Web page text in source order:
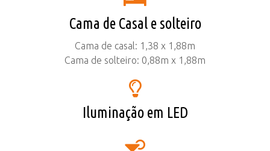
Cama de Casal e solteiro
Cama de casal: 1,38 x 1,88m
Cama de solteiro: 0,88m x 1,88m
Iluminação em LED